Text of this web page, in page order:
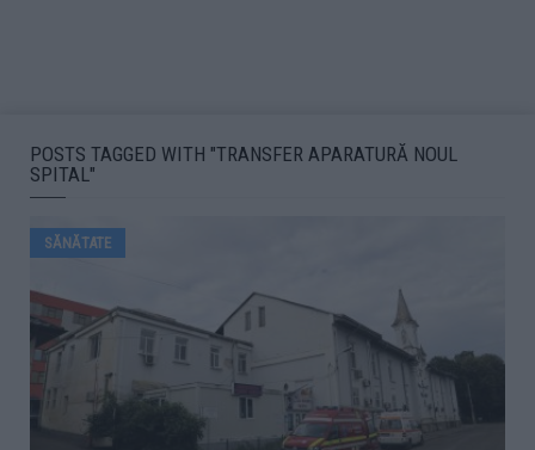
POSTS TAGGED WITH "TRANSFER APARATURĂ NOUL
SPITAL"
SĂNĂTATE